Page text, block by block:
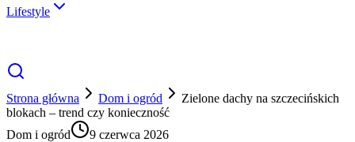
Lifestyle
Strona główna Dom i ogród
Zielone dachy na szczecińskich
blokach – trend czy konieczność
Dom i ogród
9 czerwca 2026